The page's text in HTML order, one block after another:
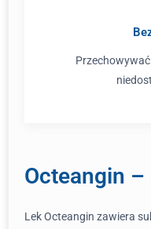
Octeangin
Lek Octeangin zawiera